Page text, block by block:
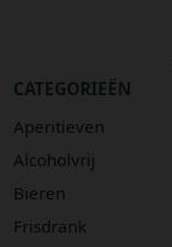
CATEGORIEËN
Aperitieven
Alcoholvrij
Bieren
Frisdrank